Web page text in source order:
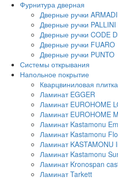
Фурнитура дверная
Дверные ручки
Дверные ручки PALLINI
Дверные ручки CODE
Дверные ручки FUARO
Дверные ручки PUNTO
Системы открывания
Напольное покрытие
Кварцвиниловая плитка
Ламинат EGGER
Ламинат EUROHOME
Ламинат EUROHOME
Ламинат Kastamonu
Ламинат Kastamonu
Ламинат KASTAMONU
Ламинат Kastamonu
Ламинат Kronospan
Ламинат Tarkett